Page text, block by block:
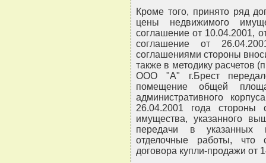
Кроме того, принято ряд
цены недвижимого
соглашение от 10.04.2001,
соглашение от
соглашениями стороны
также в методику расчетов
ООО "А" г.Брест
помещение общей
административного
26.04.2001 года стороны
имущества, указанного
передачи в указанных
отделочные работы, что
договора купли-продажи от